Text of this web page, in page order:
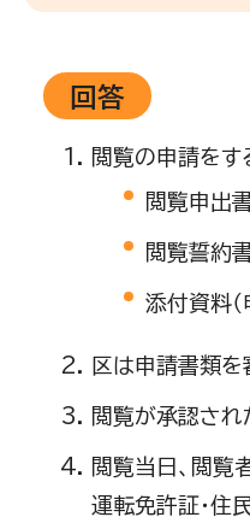
回答
閲覧の申請をす
閲覧申出書
閲覧誓約書
添付資料
区は申請書類を
閲覧が承認され
閲覧当日、閲覧
運転免許証・住